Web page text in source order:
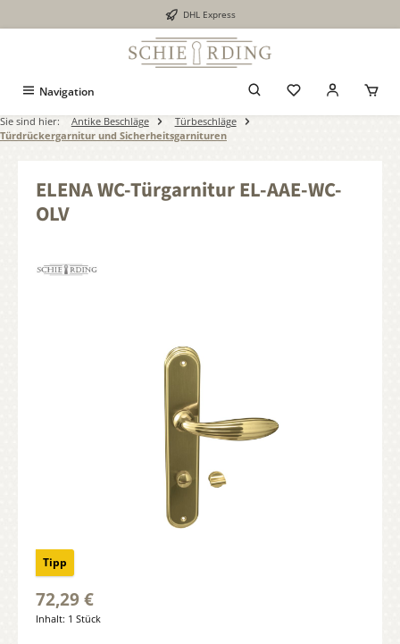
DHL Express
Navigation
Sie sind hier: Antike Beschläge
Türbeschläge
Türdrückergarnitur und Sicherheitsgarnituren
ELENA WC-Türgarnitur EL-AAE-WC-
OLV
Tipp
72,29 €
Inhalt: 1 Stück